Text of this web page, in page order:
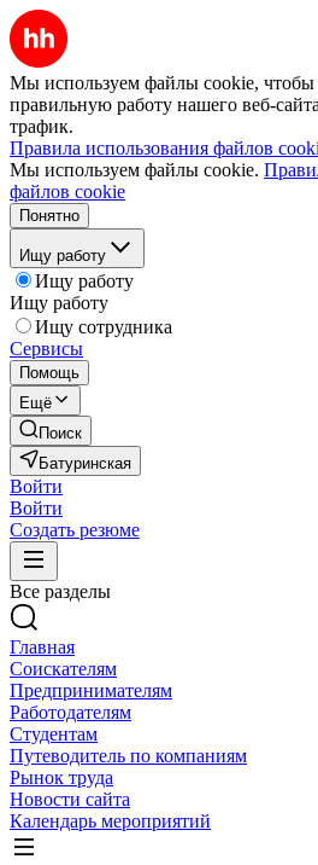
Мы используем файлы cookie, чтобы
правильную работу нашего веб-
трафик.
Правила использования файлов
Мы используем файлы cookie.
файлов cookie
Понятно
Ищу работу
Ищу работу
Ищу работу
Ищу сотрудника
Сервисы
Помощь
Ещё
Поиск
Батуринская
Войти
Войти
Создать резюме
Все разделы
Главная
Соискателям
Предпринимателям
Работодателям
Студентам
Путеводитель по компаниям
Рынок труда
Новости сайта
Календарь мероприятий